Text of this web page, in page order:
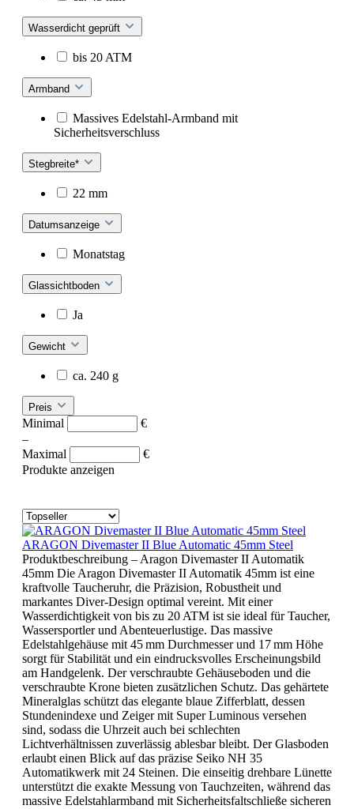
Wasserdicht geprüft
bis 20 ATM
Armband
Massives Edelstahl-Armband mit
Sicherheitsverschluss
Stegbreite*
22 mm
Datumsanzeige
Monatstag
Glassichtboden
Ja
Gewicht
ca. 240 g
Preis
Minimal
€
–
Maximal
€
Produkte anzeigen
ARAGON Divemaster II Blue Automatic 45mm Steel
Produktbeschreibung – Aragon Divemaster II Automatik
45mm Die Aragon Divemaster II Automatik 45mm ist eine
kraftvolle Taucheruhr, die Präzision, Robustheit und
markantes Diver-Design optimal vereint. Mit einer
Wasserdichtigkeit von bis zu 20 ATM ist sie ideal für Taucher,
Wassersportler und Abenteuerlustige. Das massive
Edelstahlgehäuse mit 45 mm Durchmesser und 17 mm Höhe
sorgt für Stabilität und ein eindrucksvolles Erscheinungsbild
am Handgelenk. Der verschraubte Gehäuseboden und die
verschraubte Krone bieten zusätzlichen Schutz. Das gehärtete
Mineralglas schützt das elegante blaue Zifferblatt, dessen
Stundenindexe und Zeiger mit Super Luminous versehen
sind, sodass die Uhrzeit auch bei schlechten
Lichtverhältnissen zuverlässig ablesbar bleibt. Der Glasboden
erlaubt einen Blick auf das präzise Seiko NH 35
Automatikwerk mit 24 Steinen. Die einseitig drehbare Lünette
unterstützt die exakte Messung von Tauchzeiten, während das
massive Edelstahlarmband mit Sicherheitsfaltschließe sicheren